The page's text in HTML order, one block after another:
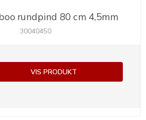
rundpind 80 cm 4,5mm
30040450
VIS PRODUKT